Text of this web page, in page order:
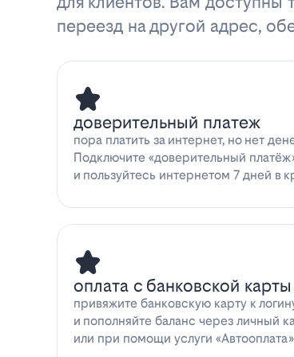
переезд на другой адрес,
доверительный платеж
пора платить за интернет, но нет
Подключите «доверительный
и пользуйтесь интернетом 7 дней в
оплата с банковской карты
привяжите банковскую карту к
и пополняйте баланс через личный
или при помощи услуги «Автооплата»